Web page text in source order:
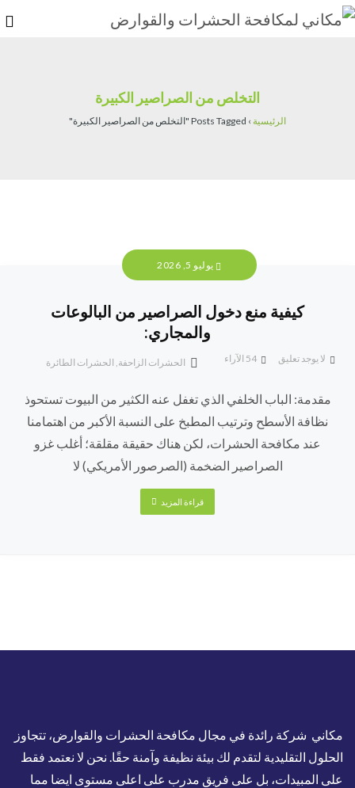
التخلص من الصراصير الكبيرة
الرئيسية › Posts Tagged "التخلص من الصراصير الكبيرة"
يوليو 5, 2026
كيفية منع دخول الصراصير من البالوعات
والمجاري:
الحشرات الزاحفة, الحشرات الطائرة لا يوجد تعليق الآراء
مقدمة: الباب الخلفي الذي تغفل عنه الكثير من البيوت تستحوذ
نظافة الأسطح وترتيب المطبخ على النسبة الأكبر من اهتمامنا
عند مكافحة الحشرات، لكن هناك حقيقة مقلقة؛ أغلب غزو
الصراصير الضخمة (الصرصور الأمريكي) لا
قراءة المزيد
مكاني شركة رائدة في مجال مكافحة الحشرات والقوارض، تتجاوز
الحلول التقليدية لتقدم لك بيئة نظيفة وآمنة حقًا. نحن لا نعتمد فقط
على المبيدات، بل على فريق مدرب على اعلى مستوى ايضا مما